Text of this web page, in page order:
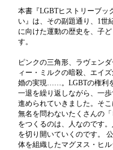
本書『LGBTヒストリーブ
い』は、その副題通り、1世
に向けた運動の歴史を、子
す。
ピンクの三角形、ラヴェン
ィー・ミルクの暗殺、エイ
婚の実現……。LGBTの権利
一退を繰り返しながら、一
進められていきました。そ
無名を問わないたくさんの
をつくるのは、人なのです
を切り開いていくのです。
体を組織したマグヌス・ヒル